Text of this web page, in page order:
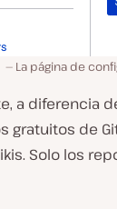
La página de
a diferencia
gratuitos de
Solo los